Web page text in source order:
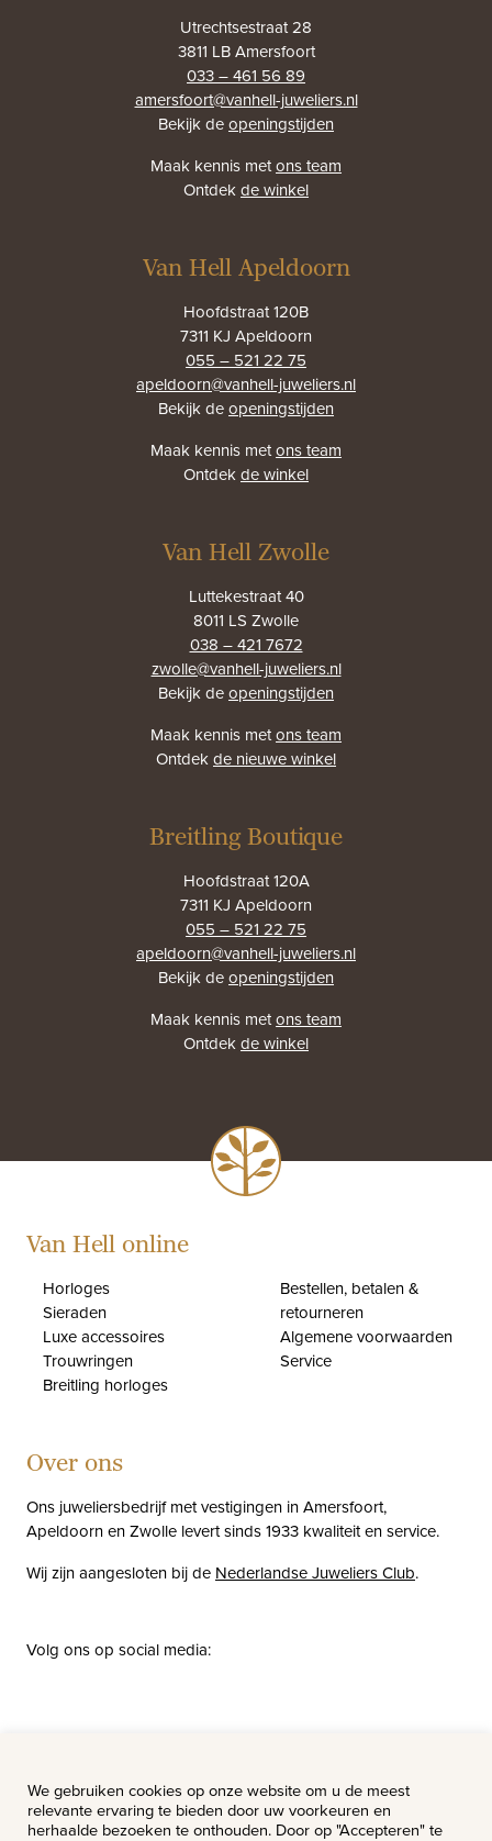
Utrechtsestraat 28
3811 LB Amersfoort
033 – 461 56 89
amersfoort@vanhell-juweliers.nl
Bekijk deopeningstijden
Maak kennis metons team
Ontdekde winkel
Van Hell Apeldoorn
Hoofdstraat 120B
7311 KJ Apeldoorn
055 – 521 22 75
apeldoorn@vanhell-juweliers.nl
Bekijk deopeningstijden
Maak kennis metons team
Ontdekde winkel
Van Hell Zwolle
Luttekestraat 40
8011 LS Zwolle
038 – 421 7672
zwolle@vanhell-juweliers.nl
Bekijk deopeningstijden
Maak kennis metons team
Ontdekde nieuwe winkel
Breitling Boutique
Hoofdstraat 120A
7311 KJ Apeldoorn
055 – 521 22 75
apeldoorn@vanhell-juweliers.nl
Bekijk deopeningstijden
Maak kennis metons team
Ontdekde winkel
Van Hell online
Horloges
Sieraden
Luxe accessoires
Trouwringen
Breitling horloges
Bestellen, betalen &
retourneren
Algemene voorwaarden
Service
Over ons
Ons juweliersbedrijf met vestigingen in Amersfoort,
Apeldoorn en Zwolle levert sinds 1933 kwaliteit en service.
Wij zijn aangesloten bij de Nederlandse Juweliers Club.
Volg ons op social media:
Vacatures
We gebruiken cookies op onze website om u de meest
relevante ervaring te bieden door uw voorkeuren en
herhaalde bezoeken te onthouden. Door op "Accepteren" te